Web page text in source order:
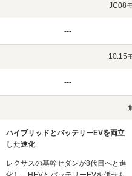
JC08
---
10.15
---
ハイブリッドとバッテリーEVを両立
した進化
レクサスの基幹セダンが8代目へと進